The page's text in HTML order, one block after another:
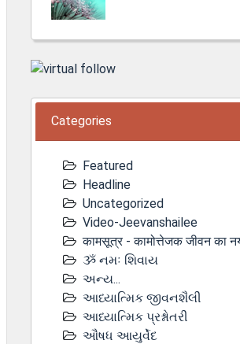
Categories
Featured
Headline
Uncategorized
Video-Jeevanshailee
कामसूत्र - कामोत्तेजक जीवन का
ૐ નમઃ શિવાય
અન્ય...
આધ્યાત્મિક જીવનશૈલી
આધ્યાત્મિક પ્રશ્નોતરી
ઔષધ આયુર્વેદ